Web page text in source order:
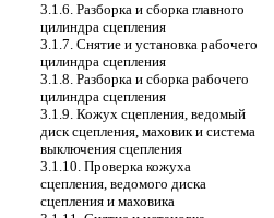
3.1.6. Разборка и сборка главного
цилиндра сцепления
3.1.7. Снятие и установка рабочего
цилиндра сцепления
3.1.8. Разборка и сборка рабочего
цилиндра сцепления
3.1.9. Кожух сцепления, ведомый
диск сцепления, маховик и система
выключения сцепления
3.1.10. Проверка кожуха
сцепления, ведомого диска
сцепления и маховика